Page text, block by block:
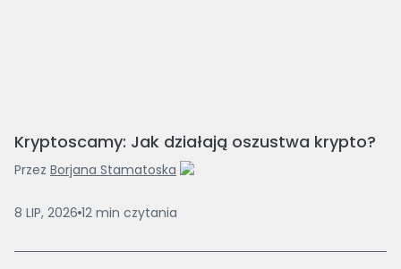
Kryptoscamy: Jak działają oszustwa krypto?
Przez Borjana Stamatoska
8 LIP, 2026 12 min czytania